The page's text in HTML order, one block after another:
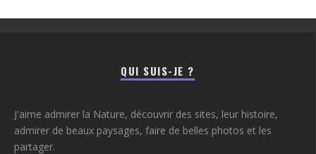
QUI SUIS-JE ?
J'aime admirer la Nature, découvrir des sites, leur histoire,
admirer de beaux paysages, faire de belles photos et les
partager.